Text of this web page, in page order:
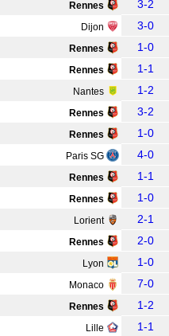
Rennes 3-2
Dijon 3-0
Rennes 1-0
Rennes 1-1
Nantes 1-2
Rennes 3-2
Rennes 1-0
Paris SG 4-0
Rennes 1-1
Rennes 1-0
Lorient 2-1
Rennes 2-0
Lyon 1-0
Monaco 7-0
Rennes 1-2
Lille 1-1